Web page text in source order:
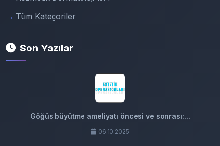
Tüm Kategoriler
Son Yazılar
Göğüs büyütme ameliyatı öncesi ve sonrası:...
06.10.2025